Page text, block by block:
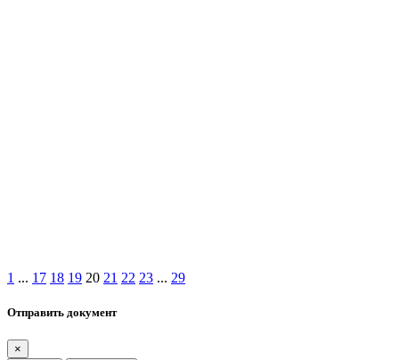
1 ... 17 18 19 20 21 22 23 ... 29
Отправить документ
×